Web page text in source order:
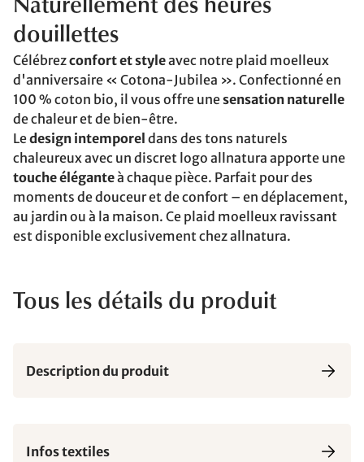
Naturellement des heures
douillettes
Célébrezconfort et styleavec notre plaid moelleux
d'anniversaire « Cotona-Jubilea ». Confectionné en
100 % coton bio, il vous offre unesensation naturelle
de chaleur et de bien-être.
Ledesign intemporel dans des tons naturels
chaleureux avec un discret logo allnatura apporte une
touche éléganteà chaque pièce. Parfait pour des
moments de douceur et de confort – en déplacement,
au jardin ou à la maison. Ce plaid moelleux ravissant
est disponible exclusivement chez allnatura.
Tous les détails du produit
Description du produit
Infos textiles